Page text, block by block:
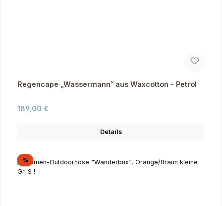
Regencape „Wassermann“ aus Waxcotton - Petrol
Regulärer Preis:
189,00 €
Details
%Rabatt